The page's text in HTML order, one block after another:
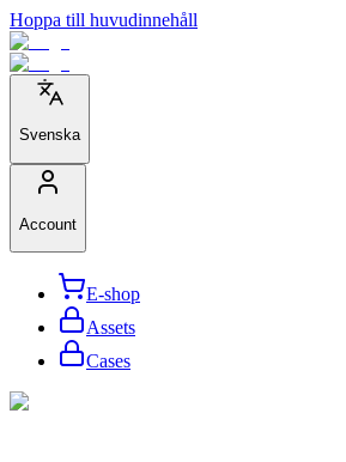
Hoppa till huvudinnehåll
Svenska
Account
E-shop
Assets
Cases